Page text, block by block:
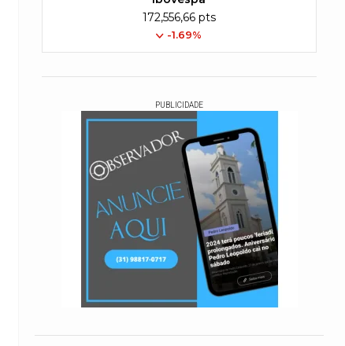
172,556,66 pts
-1.69%
PUBLICIDADE